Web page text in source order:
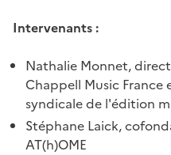
Intervenants :
Nathalie Monnet,
Chappell Music
syndicale de l'édition
Stéphane Laick,
AT(h)OME